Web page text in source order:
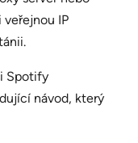
IP
Spotify
návod, který